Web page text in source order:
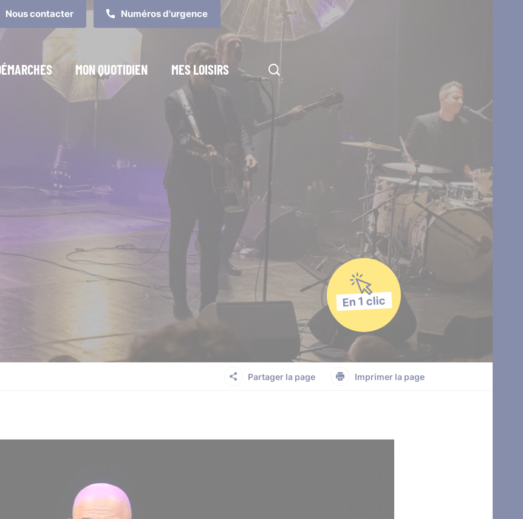
Nous contacter Numéros d'urgence
MON QUOTIDIEN MES LOISIRS
En 1 clic
Partager la page Imprimer la page